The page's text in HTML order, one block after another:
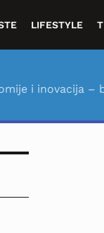
LIFESTYLE
i inovacija –